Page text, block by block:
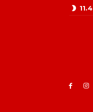
11.4